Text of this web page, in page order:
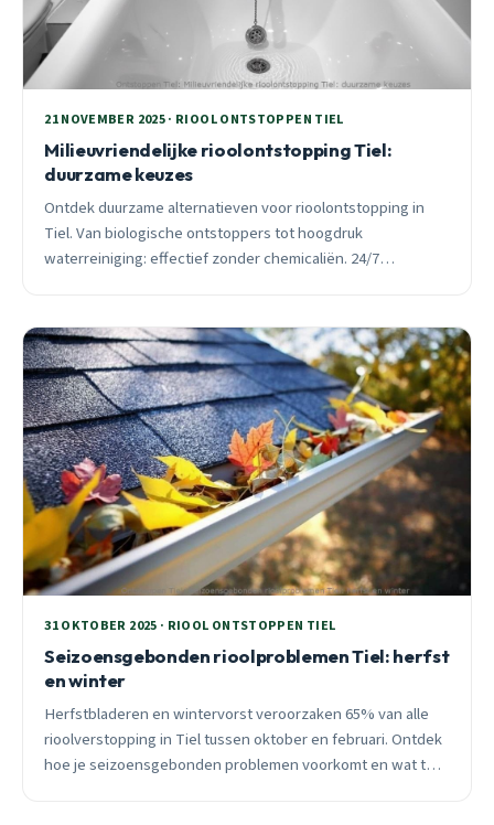
21 NOVEMBER 2025 · RIOOL ONTSTOPPEN TIEL
Milieuvriendelijke rioolontstopping Tiel:
duurzame keuzes
Ontdek duurzame alternatieven voor rioolontstopping in
Tiel. Van biologische ontstoppers tot hoogdruk
waterreiniging: effectief zonder chemicaliën. 24/7
31 OKTOBER 2025 · RIOOL ONTSTOPPEN TIEL
Seizoensgebonden rioolproblemen Tiel: herfst
en winter
Herfstbladeren en wintervorst veroorzaken 65% van alle
rioolverstopping in Tiel tussen oktober en februari. Ontdek
hoe je seizoensgebonden problemen voorkomt en wat te